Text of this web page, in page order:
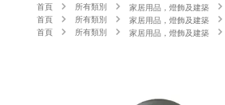
首頁 所有類別 家居用品，燈飾及建築
首頁
所有類別 家居用品，燈飾及建築
首頁
所有類別 家居用品，燈飾及建築